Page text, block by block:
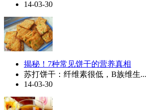
14-03-30
揭秘！7种常见饼干的营养真相
苏打饼干：纤维素很低，B族维生...
14-03-30